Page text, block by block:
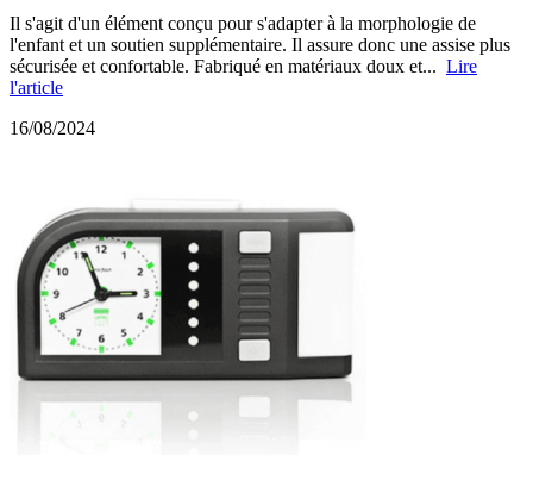
Il s'agit d'un élément conçu pour s'adapter à la morphologie de
l'enfant et un soutien supplémentaire. Il assure donc une assise plus
sécurisée et confortable. Fabriqué en matériaux doux et... Lire
l'article
16/08/2024